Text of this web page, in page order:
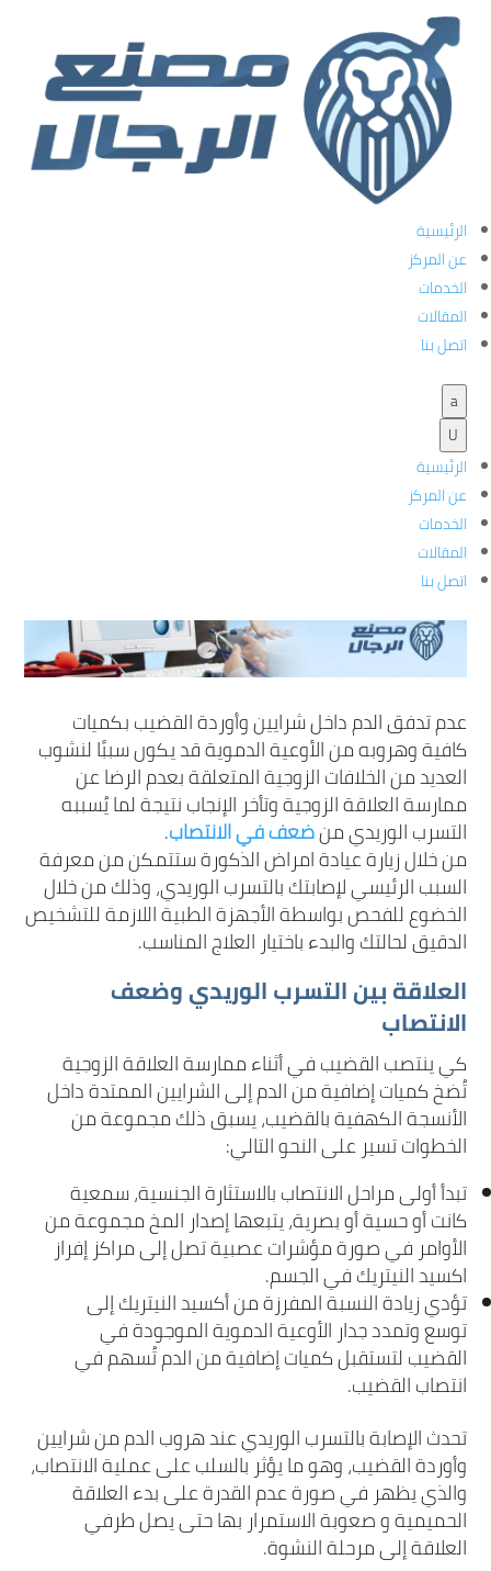
الرئيسية
عن المركز
الخدمات
المقالات
اتصل بنا
a
U
الرئيسية
عن المركز
الخدمات
المقالات
اتصل بنا
هل التسرب الوريدي يستدعي زيارة عيادة
امراض الذكورة؟
الرئيسية
عدم تدفق الدم داخل شرايين وأوردة القضيب بكميات
كافية وهروبه من الأوعية الدموية قد يكون سببًا لنشوب
العديد من الخلافات الزوجية المتعلقة بعدم الرضا عن
ممارسة العلاقة الزوجية وتأخر الإنجاب نتيجة لما يُسببه
التسرب الوريدي منضعف في الانتصاب.
من خلال زيارة عيادة امراض الذكورة ستتمكن من معرفة
السبب الرئيسي لإصابتك بالتسرب الوريدي، وذلك من خلال
الخضوع للفحص بواسطة الأجهزة الطبية اللازمة للتشخيص
الدقيق لحالتك والبدء باختيار العلاج المناسب.
العلاقة بين التسرب الوريدي وضعف
الانتصاب
كي ينتصب القضيب في أثناء ممارسة العلاقة الزوجية
تُضخ كميات إضافية من الدم إلى الشرايين الممتدة داخل
الأنسجة الكهفية بالقضيب، يسبق ذلك مجموعة من
الخطوات تسير على النحو التالي:
تبدأ أولى مراحل الانتصاب بالاستثارة الجنسية، سمعية
كانت أو حسية أو بصرية، يتبعها إصدار المخ مجموعة من
الأوامر في صورة مؤشرات عصبية تصل إلى مراكز إفراز
اكسيد النيتريك في الجسم.
تؤدي زيادة النسبة المفرزة من أكسيد النيتريك إلى
توسع وتمدد جدار الأوعية الدموية الموجودة في
القضيب لتستقبل كميات إضافية من الدم تُسهم في
انتصاب القضيب.
تحدث الإصابة بالتسرب الوريدي عند هروب الدم من شرايين
وأوردة القضيب، وهو ما يؤثر بالسلب على عملية الانتصاب،
والذي يظهر في صورة عدم القدرة على بدء العلاقة
الحميمية و صعوبة الاستمرار بها حتى يصل طرفي
العلاقة إلى مرحلة النشوة.